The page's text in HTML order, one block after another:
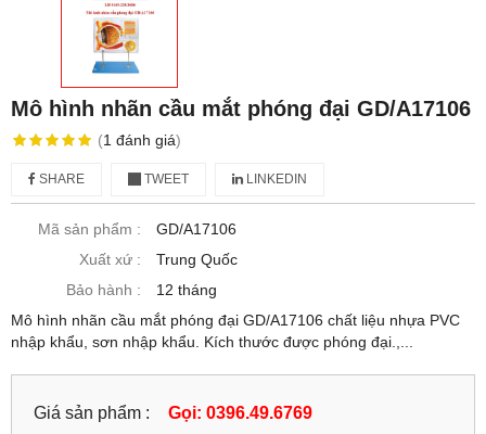
Mô hình nhãn cầu mắt phóng đại GD/A17106
(1 đánh giá)
SHARE TWEET LINKEDIN
Mã sản phẩm :
GD/A17106
Xuất xứ :
Trung Quốc
Bảo hành :
12 tháng
Mô hình nhãn cầu mắt phóng đại GD/A17106 chất liệu nhựa PVC
nhập khẩu, sơn nhập khẩu. Kích thước được phóng đại.,...
Giá sản phẩm : Gọi: 0396.49.6769